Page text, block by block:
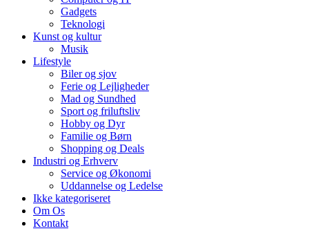
Gadgets
Teknologi
Kunst og kultur
Musik
Lifestyle
Biler og sjov
Ferie og Lejligheder
Mad og Sundhed
Sport og friluftsliv
Hobby og Dyr
Familie og Børn
Shopping og Deals
Industri og Erhverv
Service og Økonomi
Uddannelse og Ledelse
Ikke kategoriseret
Om Os
Kontakt